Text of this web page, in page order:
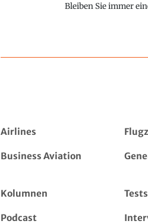
Bleiben Sie immer
Airlines
Business Aviation
Kolumnen Tests
Podcast